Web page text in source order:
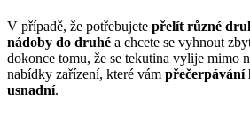
V případě, že potřebujete přelít různé
nádoby do druhé a chcete se vyhnout
dokonce tomu, že se tekutina vylije mimo
nabídky zařízení, které vám přečerpávání
usnadní.